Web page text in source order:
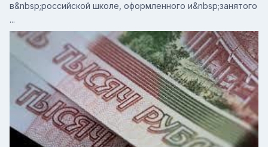
в&nbsp;российской школе, оформленного и&nbsp;занятого
...